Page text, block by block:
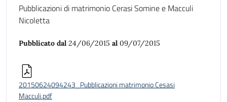
Pubblicazioni di matrimonio Cerasi Somine e Macculi
Nicoletta
Pubblicato dal 24/06/2015 al 09/07/2015
20150624094243_Pubblicazioni matrimonio Cesasi
Macculi.pdf